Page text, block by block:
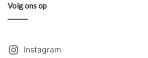
Volg ons op
Instagram